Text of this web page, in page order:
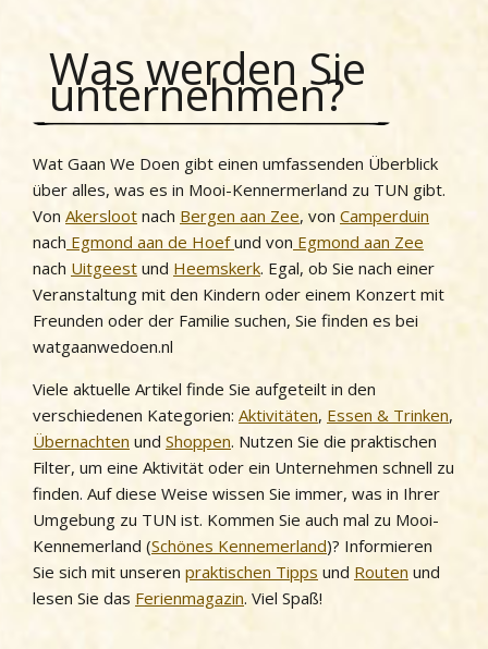
Was werden Sie
unternehmen?
Wat Gaan We Doen gibt einen umfassenden Überblick
über alles, was es in Mooi-Kennermerland zu TUN gibt.
Von Akersloot nach Bergen aan Zee, von Camperduin
nach Egmond aan de Hoefund von Egmond aan Zee
nach Uitgeest und Heemskerk. Egal, ob Sie nach einer
Veranstaltung mit den Kindern oder einem Konzert mit
Freunden oder der Familie suchen, Sie finden es bei
watgaanwedoen.nl
Viele aktuelle Artikel finde Sie aufgeteilt in den
verschiedenen Kategorien: Aktivitäten, Essen & Trinken,
Übernachten und Shoppen. Nutzen Sie die praktischen
Filter, um eine Aktivität oder ein Unternehmen schnell zu
finden. Auf diese Weise wissen Sie immer, was in Ihrer
Umgebung zu TUN ist. Kommen Sie auch mal zu Mooi-
Kennemerland (Schönes Kennemerland)? Informieren
Sie sich mit unseren praktischen Tipps und Routen und
lesen Sie das Ferienmagazin. Viel Spaß!